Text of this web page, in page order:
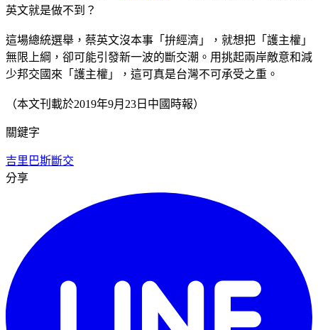
英文就是做不到？
這場總統選舉，蔡英文沒本事「拚經濟」，就想把「護主權」
無限上綱，卻可能引發新一波的斷交潮。用挑起兩岸敵意和減
少邦交國來「護主權」，這可真是台灣不可承受之重。
（本文刊載於2019年9月23日中國時報）
關鍵字
吉里巴斯斷交
分享